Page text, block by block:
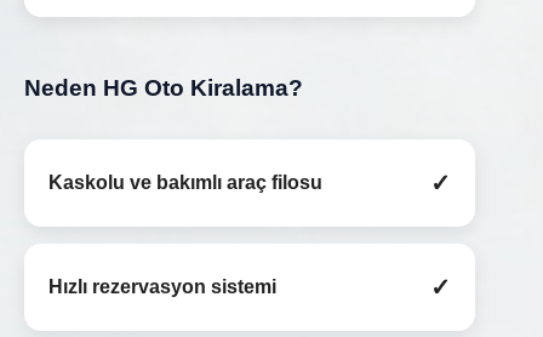
Neden HG Oto Kiralama?
Kaskolu ve bakımlı araç filosu ✓
Hızlı rezervasyon sistemi ✓